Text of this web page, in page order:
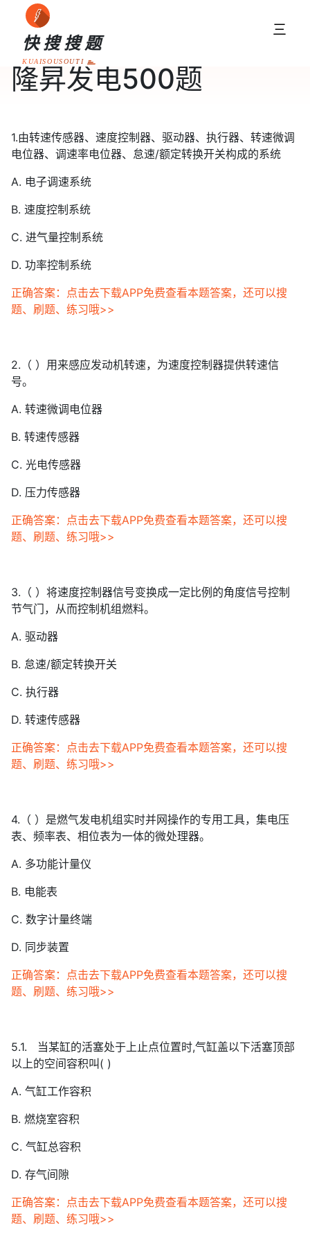
快搜搜题
KUAISOUSOUTI
三
隆昇发电500题
1.由转速传感器、速度控制器、驱动器、执行器、转速微调
电位器、调速率电位器、怠速/额定转换开关构成的系统
A. 电子调速系统
B. 速度控制系统
C. 进气量控制系统
D. 功率控制系统
正确答案：点击去下载APP免费查看本题答案，还可以搜
题、刷题、练习哦>>
2.（ ）用来感应发动机转速，为速度控制器提供转速信
号。
A. 转速微调电位器
B. 转速传感器
C. 光电传感器
D. 压力传感器
正确答案：点击去下载APP免费查看本题答案，还可以搜
题、刷题、练习哦>>
3.（ ）将速度控制器信号变换成一定比例的角度信号控制
节气门，从而控制机组燃料。
A. 驱动器
B. 怠速/额定转换开关
C. 执行器
D. 转速传感器
正确答案：点击去下载APP免费查看本题答案，还可以搜
题、刷题、练习哦>>
4.（ ）是燃气发电机组实时并网操作的专用工具，集电压
表、频率表、相位表为一体的微处理器。
A. 多功能计量仪
B. 电能表
C. 数字计量终端
D. 同步装置
正确答案：点击去下载APP免费查看本题答案，还可以搜
题、刷题、练习哦>>
5.1. 当某缸的活塞处于上止点位置时,气缸盖以下活塞顶部
以上的空间容积叫( )
A. 气缸工作容积
B. 燃烧室容积
C. 气缸总容积
D. 存气间隙
正确答案：点击去下载APP免费查看本题答案，还可以搜
题、刷题、练习哦>>